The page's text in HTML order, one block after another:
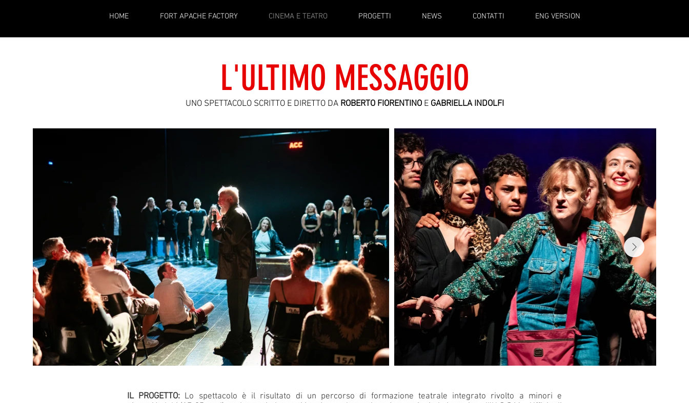
HOME FORT APACHE FACTORY CINEMA E TEATRO PROGETTI NEWS CONTATTI ENG VERSION
L'ULTIMO MESSAGGIO
UNO SPETTACOLO SCRITTO E DIRETTO DA ROBERTO FIORENTINOE GABRIELLA INDOLFI
IL PROGETTO: Lo spettacolo è il risultato di un percorso di formazione teatrale integrato rivolto a minori e